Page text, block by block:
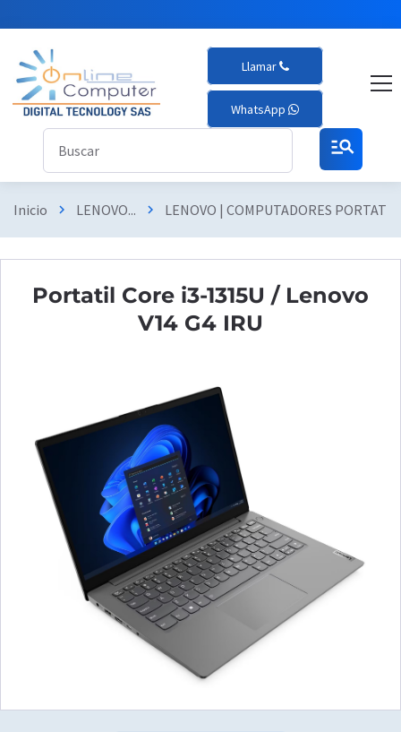
Llamar
WhatsApp
manage_search
Inicio chevron_right LENOVO... chevron_right LENOVO | COMPUTADORES
Portatil Core i3-1315U / Lenovo
V14 G4 IRU